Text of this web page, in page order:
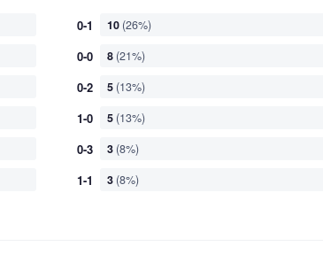
0-1 10 (26%)
0-0 8 (21%)
0-2 5 (13%)
1-0 5 (13%)
0-3 3 (8%)
1-1 3 (8%)